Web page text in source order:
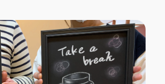
にオリジナルキャラクターの下書
していただきます。 誰でも描
の顔の描き方」を学んでから体験